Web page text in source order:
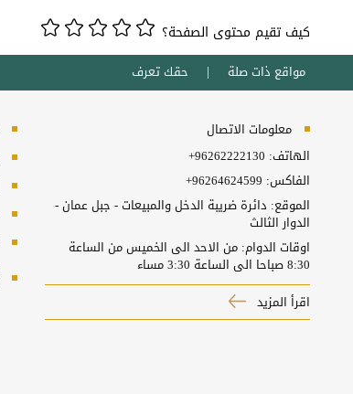
كيف تقيم محتوى الصفحة؟
مواقع ذات صلة حقك تعرف
معلومات الاتصال
الهاتف: +96262222130
الفاكس: +96264624599
الموقع: دائرة ضريبة الدخل والمبيعات - جبل عمان -
الدوار الثالث
اوقات الدوام: من الاحد الى الخميس من الساعة
8:30 صباحا الى الساعة 3:30 مساء
اقرأ المزيد